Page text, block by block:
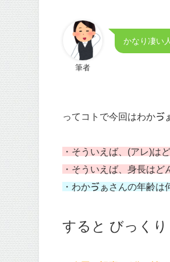
筆者
かなり凄い
ってコトで今回はわかゔ
・そういえば、(アレ)は
・そういえば、身長はど
・わかゔぁさんの年齢は
すると びっくり